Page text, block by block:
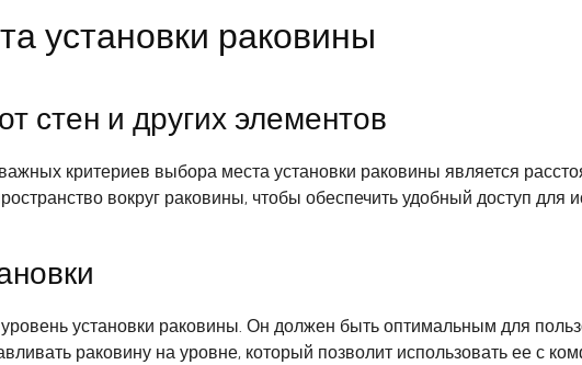
установки раковины
стен и других элементов
критериев выбора места установки раковины является
вокруг раковины, чтобы обеспечить удобный доступ для
уровень установки раковины. Он должен быть оптимальным для
раковину на уровне, который позволит использовать ее с